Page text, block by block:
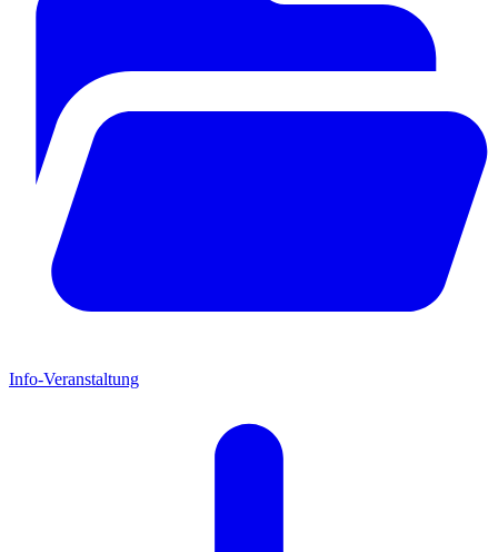
Info-Veranstaltung